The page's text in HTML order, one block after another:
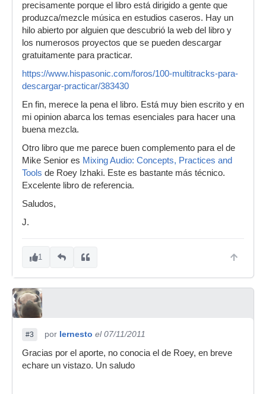
precisamente porque el libro está dirigido a gente que
produzca/mezcle música en estudios caseros. Hay un
hilo abierto por alguien que descubrió la web del libro y
los numerosos proyectos que se pueden descargar
gratuitamente para practicar.
https://www.hispasonic.com/foros/100-multitracks-para-
descargar-practicar/383430
En fin, merece la pena el libro. Está muy bien escrito y en
mi opinion abarca los temas esenciales para hacer una
buena mezcla.
Otro libro que me parece buen complemento para el de
Mike Senior es Mixing Audio: Concepts, Practices and
Tools de Roey Izhaki. Este es bastante más técnico.
Excelente libro de referencia.
Saludos,
J.
1
#3 por Iernesto el 07/11/2011
Gracias por el aporte, no conocia el de Roey, en breve
echare un vistazo. Un saludo